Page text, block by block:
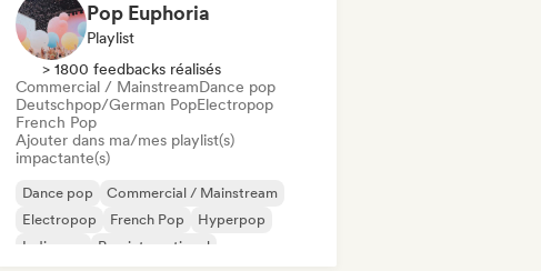
Pop Euphoria
Playlist
> 1800 feedbacks réalisés
Commercial / MainstreamDance pop
Deutschpop/German PopElectropop
French Pop
Ajouter dans ma/mes playlist(s)
impactante(s)
Dance pop
Commercial / Mainstream
Electropop
French Pop
Hyperpop
Indie pop
Pop international